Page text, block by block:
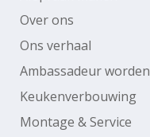
Over ons
Ons verhaal
Ambassadeur worden
Keukenverbouwing
Montage & Service